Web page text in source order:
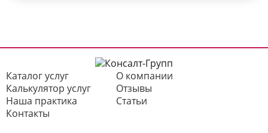
Каталог услуг
О компании
Калькулятор услуг
Отзывы
Наша практика
Статьи
Контакты